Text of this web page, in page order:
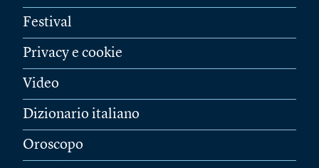
Festival
Privacy e cookie
Video
Dizionario italiano
Oroscopo